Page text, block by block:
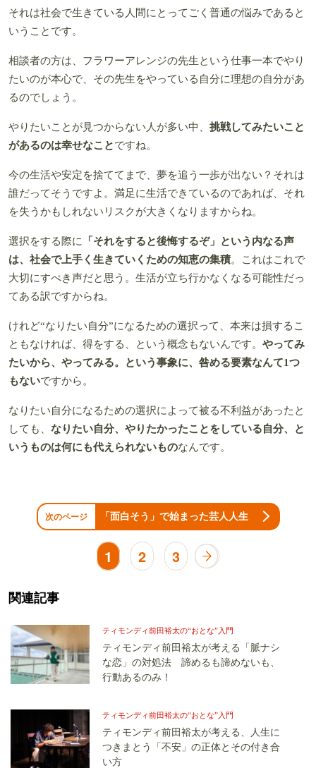
それは社会で生きている人間にとってごく普通の悩みであると
いうことです。
相談者の方は、フラワーアレンジの先生という仕事一本でやり
たいのが本心で、その先生をやっている自分に理想の自分があ
るのでしょう。
やりたいことが見つからない人が多い中、 挑戦してみたいこと
があるのは幸せなことですね。
今の生活や安定を捨ててまで、夢を追う一歩が出ない？それは
誰だってそうですよ。満足に生活できているのであれば、それ
を失うかもしれないリスクが大きくなりますからね。
選択をする際に
「それをすると後悔するぞ」という内なる声
は、社会で上手く生きていくための知恵の集積。これはこれで
大切にすべき声だと思う。生活が立ち行かなくなる可能性だっ
てある訳ですからね。
けれど“なりたい自分”になるための選択って、本来は損するこ
ともなければ、得をする、という概念もないんです。 やってみ
たいから、やってみる。という事象に、咎める要素なんて1つ
もないですから。
なりたい自分になるための選択によって被る不利益があったと
しても、 なりたい自分、やりたかったことをしている自分、と
いうものは何にも代えられないものなんです。
次のページ 「面白そう」で始まった芸人人生
1 2 3
関連記事
ティモンディ前田裕太の“おとな”入門
ティモンディ前田裕太が考える「脈ナシ
な恋」の対処法 諦めるも諦めないも、
行動あるのみ！
ティモンディ前田裕太の“おとな”入門
ティモンディ前田裕太が考える、人生に
つきまとう「不安」の正体とその付き合
い方